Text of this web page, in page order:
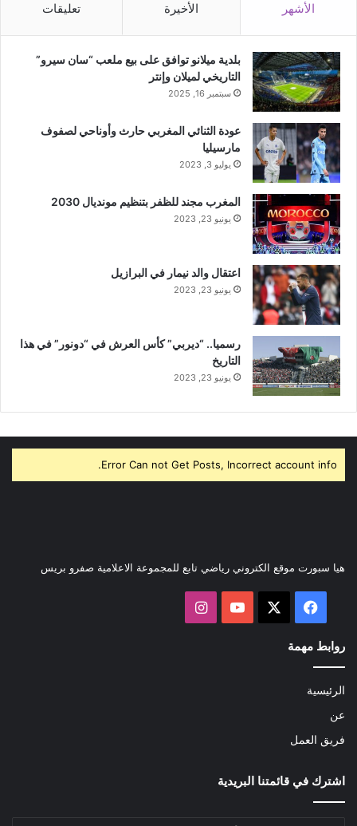
الأشهر الأخيرة تعليقات
بلدية ميلانو توافق على بيع ملعب “سان سيرو”
التاريخي لميلان وإنتر
سبتمبر 16, 2025
عودة الثنائي المغربي حارث وأوناحي لصفوف
مارسيليا
يوليو 3, 2023
المغرب مجند للظفر بتنظيم مونديال 2030
يونيو 23, 2023
اعتقال والد نيمار في البرازيل
يونيو 23, 2023
رسميا.. “ديربي” كأس العرش في “دونور” في هذا
التاريخ
يونيو 23, 2023
Error Can not Get Posts, Incorrect account info.
هيا سبورت موقع الكتروني رياضي تابع للمجموعة الاعلامية صفرو بريس
فيسبوك ‫YouTubeانستقرام
روابط مهمة
الرئيسية
عن
فريق العمل
اشترك في قائمتنا البريدية